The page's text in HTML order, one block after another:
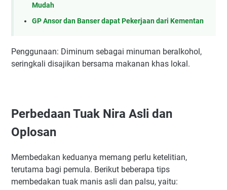
Mudah
GP Ansor dan Banser dapat Pekerjaan dari Kementan
Penggunaan: Diminum sebagai minuman beralkohol,
seringkali disajikan bersama makanan khas lokal.
Perbedaan Tuak Nira Asli dan
Oplosan
Membedakan keduanya memang perlu ketelitian,
terutama bagi pemula. Berikut beberapa tips
membedakan tuak manis asli dan palsu, yaitu: